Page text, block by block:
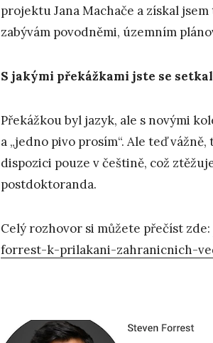
projektu Jana Machače a získal
zabývám povodněmi, územním
S jakými překážkami jste se
Překážkou byl jazyk, ale s novými
a „jedno pivo prosím“. Ale teď
dispozici pouze v češtině, což
postdoktoranda.
Celý rozhovor si můžete přečíst zde:
forrest-k-prilakani-zahranicnich-